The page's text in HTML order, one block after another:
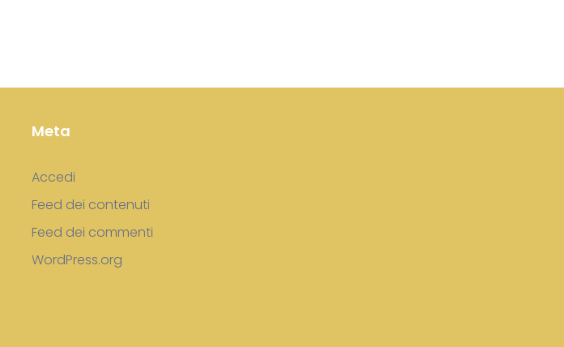
Meta
Accedi
Feed dei contenuti
Feed dei commenti
WordPress.org